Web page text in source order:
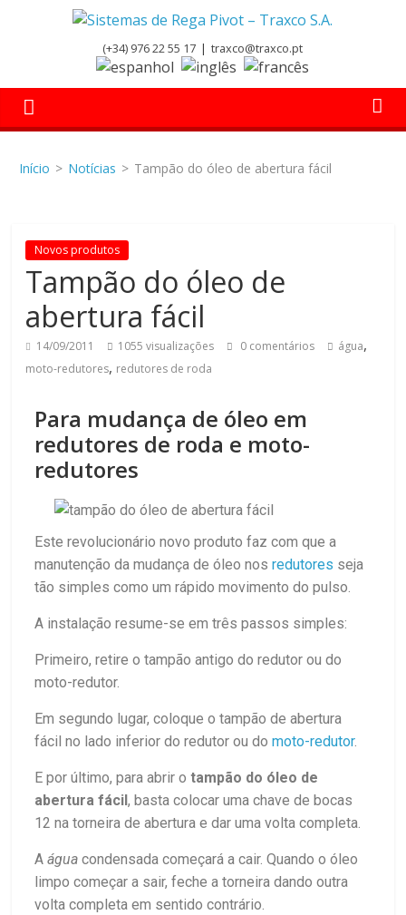
(+34) 976 22 55 17 | traxco@traxco.pt
Início > Notícias > Tampão do óleo de abertura fácil
Novos produtos
Tampão do óleo de
abertura fácil
14/09/2011 1055 visualizações 0 comentários água,
moto-redutores, redutores de roda
Para mudança de óleo em
redutores de roda e moto-
redutores
Este revolucionário novo produto faz com que a
manutenção da mudança de óleo nosredutores seja
tão simples como um rápido movimento do pulso.
A instalação resume-se em três passos simples:
Primeiro, retire o tampão antigo do redutor ou do
moto-redutor.
Em segundo lugar, coloque o tampão de abertura
fácil no lado inferior do redutor ou domoto-redutor.
E por último, para abrir otampão do óleo de
abertura fácil, basta colocar uma chave de bocas
12 na torneira de abertura e dar uma volta completa.
Aáguacondensada começará a cair. Quando o óleo
limpo começar a sair, feche a torneira dando outra
volta completa em sentido contrário.